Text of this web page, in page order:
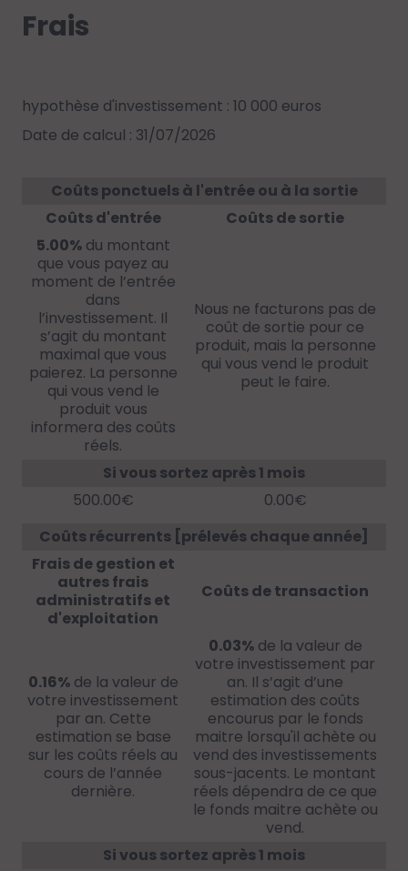
Frais
hypothèse d'investissement : 10 000 euros
Date de calcul : 31/07/2026
Coûts ponctuels à l'entrée ou à la sortie
Coûts d'entrée
Coûts de sortie
5.00%du montant
que vous payez au
moment de l’entrée
dans
l’investissement. Il
s’agit du montant
maximal que vous
paierez. La personne
qui vous vend le
produit vous
informera des coûts
réels.
Nous ne facturons pas de
coût de sortie pour ce
produit, mais la personne
qui vous vend le produit
peut le faire.
Si vous sortez après 1 mois
500.00€
0.00€
Coûts récurrents [prélevés chaque année]
Frais de gestion et
autres frais
administratifs et
d'exploitation
Coûts de transaction
0.16%de la valeur de
votre investissement
par an. Cette
estimation se base
sur les coûts réels au
cours de l’année
dernière.
0.03%de la valeur de
votre investissement par
an. Il s’agit d’une
estimation des coûts
encourus par le fonds
maitre lorsqu'il achète ou
vend des investissements
sous-jacents. Le montant
réels dépendra de ce que
le fonds maitre achète ou
vend.
Si vous sortez après 1 mois